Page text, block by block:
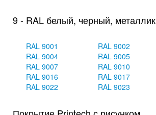
9 - RAL белый, черный, металлик
RAL 9001 RAL 9002
RAL 9004
RAL 9005
RAL 9007
RAL 9010
RAL 9016
RAL 9017
RAL 9022
RAL 9023